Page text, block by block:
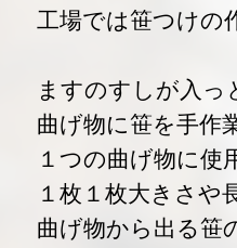
工場では笹つけの
ますのすしが入っ
曲げ物に笹を手作
１つの曲げ物に使
１枚１枚大きさや
曲げ物から出る笹